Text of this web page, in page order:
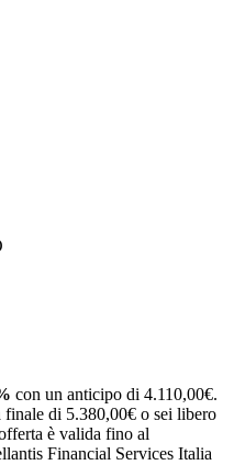
con un anticipo di 4.110,00€.
finale di 5.380,00€ o sei libero
è valida fino al
Financial Services Italia